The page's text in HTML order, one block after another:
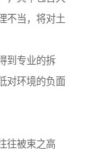
不当，将对土
到专业的拆
对环境的负面
往被束之高